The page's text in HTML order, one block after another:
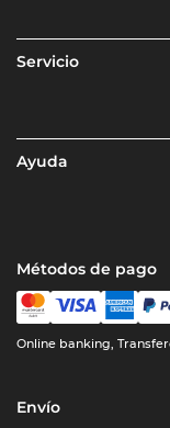
Servicio
Ayuda
Métodos de pago
Online banking,
Envío